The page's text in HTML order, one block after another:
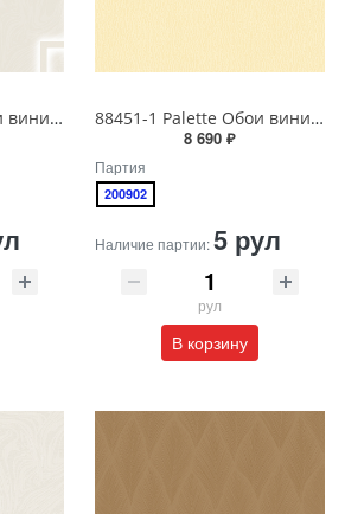
88462-1 Palette Обои виниловые на бумажной основе 1.06*15.6
88451-1 Palette Обои виниловые на бумажной основе 1.06*15.6
8 690 ₽
Партия
200902
Наличие партии:5 рул
рул
В корзину